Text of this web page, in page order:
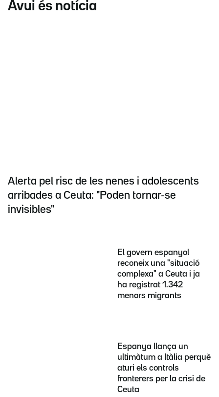
Avui és notícia
Alerta pel risc de les nenes i adolescents
arribades a Ceuta: "Poden tornar-se
invisibles"
El govern espanyol
reconeix una "situació
complexa" a Ceuta i ja
ha registrat 1.342
menors migrants
Espanya llança un
ultimàtum a Itàlia perquè
aturi els controls
fronterers per la crisi de
Ceuta